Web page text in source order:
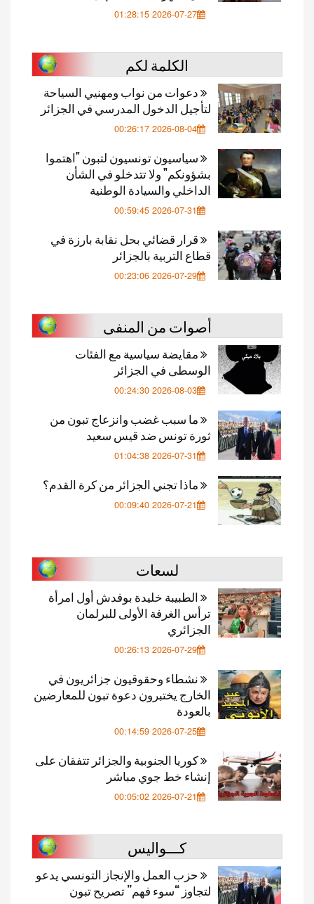
2026-07-27 01:28:15
الكلمة لكم
دعوات من نواب ومهنيي السياحة
لتأجيل الدخول المدرسي في الجزائر
2026-08-04 00:26:17
سياسيون تونسيون لتبون "اهتموا
بشؤونكم" ولا تتدخلو في الشأن
الداخلي والسيادة الوطنية
2026-07-31 00:59:45
قرار قضائي بحل نقابة بارزة في
قطاع التربية بالجزائر
2026-07-29 00:23:06
أصوات من المنفى
مقايضة سياسية مع الفئات
الوسطى في الجزائر
2026-08-03 00:24:30
ما سبب غضب وانزعاج تبون من
ثورة تونس ضد قيس سعيد
2026-07-31 01:04:38
ماذا تجني الجزائر من كرة القدم؟
2026-07-21 00:09:40
لسعات
الطبيبة خليدة بوفدش أول امرأة
ترأس الغرفة الأولى للبرلمان
الجزائري
2026-07-29 00:26:13
نشطاء وحقوقيون جزائريون في
الخارج يختبرون دعوة تبون للمعارضين
بالعودة
2026-07-25 00:14:59
كوريا الجنوبية والجزائر تتفقان على
إنشاء خط جوي مباشر
2026-07-21 00:05:02
كـــواليس
حزب العمل والإنجاز التونسي يدعو
لتجاوز “سوء فهم” تصريح تبون